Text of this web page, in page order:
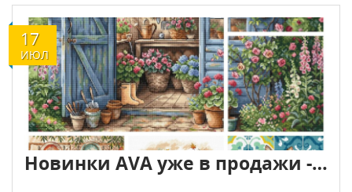
17
ИЮЛ
Новинки AVA уже в продажи - июль 2026